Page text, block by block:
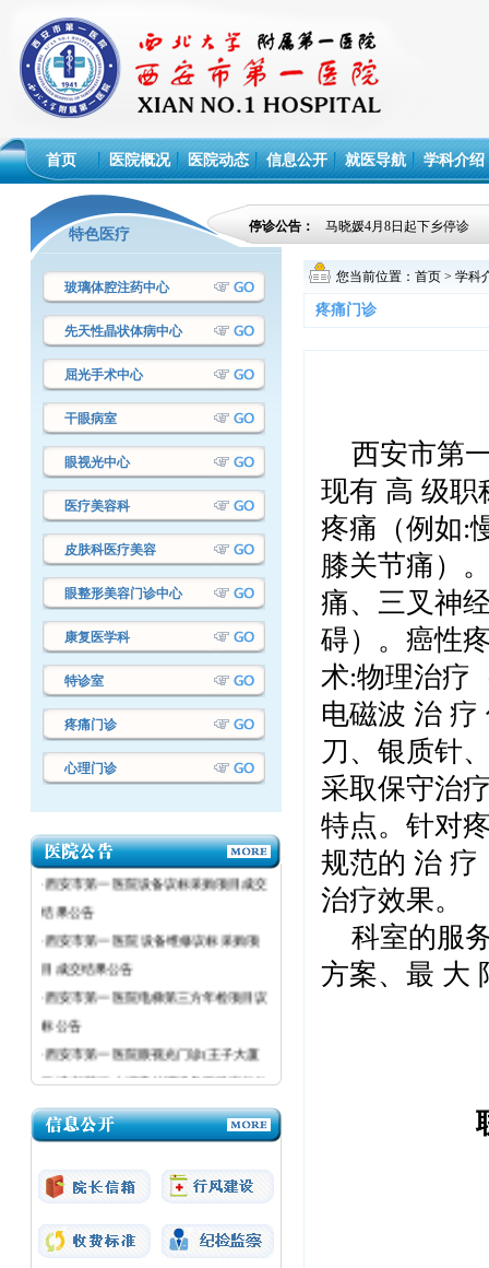
首页 医院概况 医院动态 信息公开 就医导航 学科介绍
特色医疗 停诊公告： 马晓媛4月8日起下乡停诊
玻璃体腔注药中心
先天性晶状体病中心
屈光手术中心
干眼病室
眼视光中心
医疗美容科
皮肤科医疗美容
眼整形美容门诊中心
康复医学科
特诊室
疼痛门诊
心理门诊
·西安市第一医院设备议标采购项目成交
结果公告
·西安市第一医院设备议标采购项目成交
·西安市第一医院医疗设备议标公告
产审核（二次）采购项目成交结果公告
您当前位置： 首页 > 学科
疼痛门诊
西安市第
现有 高 级职
疼痛（例如:
膝关节痛）
痛、三叉神
碍）。癌性
术:物理治疗
电磁波 治
刀、银质针
采取保守治
特点。针对
规范的 治 疗
治疗效果。
科室的服
方案、最 大